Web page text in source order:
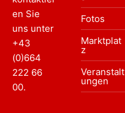
en Sie
uns unter
+43
(0)664
222 66
00.
Fotos
Marktplat
z
Veranstalt
ungen